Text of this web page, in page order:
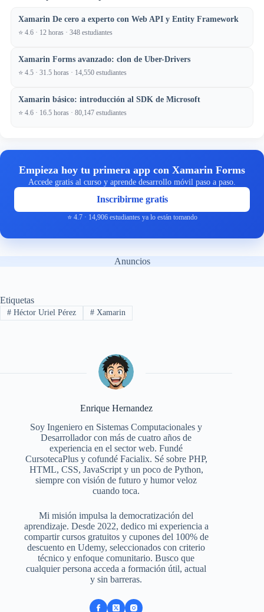
Xamarin De cero a experto con Web API y Entity Framework
⭐ 4.6 · 12 horas · 348 estudiantes
Xamarin Forms avanzado: clon de Uber-Drivers
⭐ 4.5 · 31.5 horas · 14,550 estudiantes
Xamarin básico: introducción al SDK de Microsoft
⭐ 4.6 · 16.5 horas · 80,147 estudiantes
Empieza hoy tu primera app con Xamarin Forms
Accede gratis al curso y aprende desarrollo móvil paso a paso.
Inscribirme gratis
⭐ 4.7 · 14,906 estudiantes ya lo están tomando
Anuncios
Etiquetas
#Héctor Uriel Pérez #Xamarin
Enrique Hernandez
Soy Ingeniero en Sistemas Computacionales y
Desarrollador con más de cuatro años de
experiencia en el sector web. Fundé
CursotecaPlus y cofundé Facialix. Sé sobre PHP,
HTML, CSS, JavaScript y un poco de Python,
siempre con visión de futuro y humor veloz
cuando toca.
Mi misión impulsa la democratización del
aprendizaje. Desde 2022, dedico mi experiencia a
compartir cursos gratuitos y cupones del 100% de
descuento en Udemy, seleccionados con criterio
técnico y enfoque comunitario. Busco que
cualquier persona acceda a formación útil, actual
y sin barreras.